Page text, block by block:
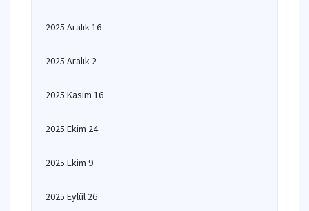
2025 Aralık 16
2025 Aralık 2
2025 Kasım 16
2025 Ekim 24
2025 Ekim 9
2025 Eylül 26